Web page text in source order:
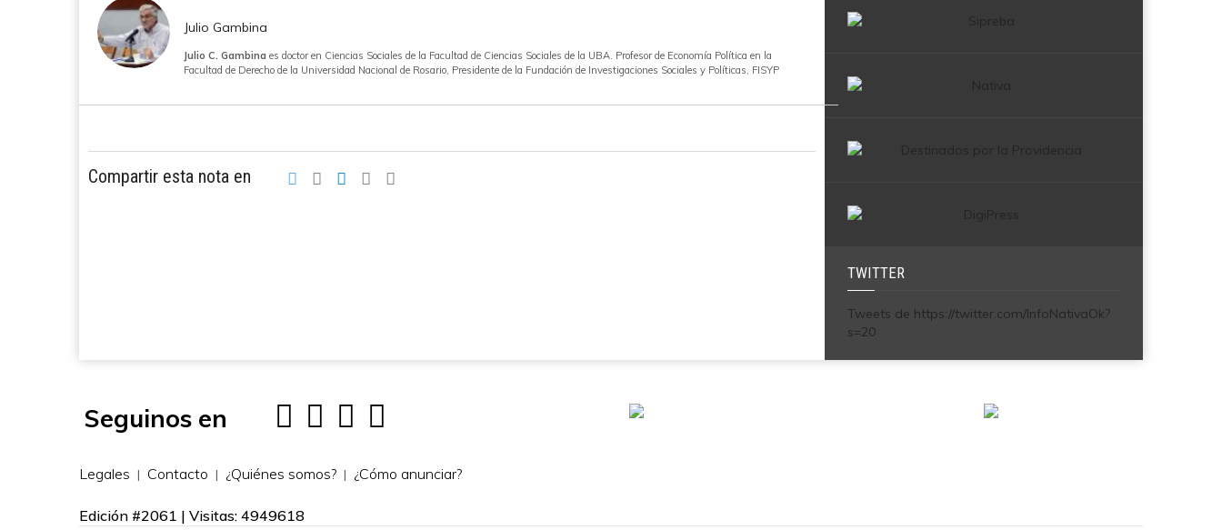
Julio Gambina
Julio C. Gambina es doctor en Ciencias Sociales de la Facultad de Ciencias Sociales de la UBA. Profesor de Economía Política en la
Facultad de Derecho de la Universidad Nacional de Rosario, Presidente de la Fundación de Investigaciones Sociales y Políticas, FISYP
Compartir esta nota en
TWITTER
Tweets de https://twitter.com/InfoNativaOk?
s=20
Seguinos en
Legales Contacto ¿Quiénes somos? ¿Cómo anunciar?
Edición #2061 | Visitas: 4949618